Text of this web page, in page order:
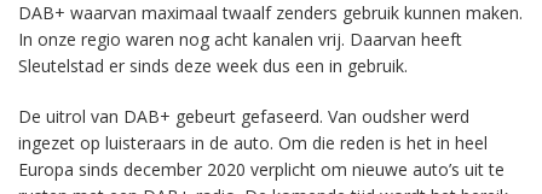
DAB+ waarvan maximaal twaalf zenders gebruik kunnen maken.
In onze regio waren nog acht kanalen vrij. Daarvan heeft
Sleutelstad er sinds deze week dus een in gebruik.
De uitrol van DAB+ gebeurt gefaseerd. Van oudsher werd
ingezet op luisteraars in de auto. Om die reden is het in heel
Europa sinds december 2020 verplicht om nieuwe auto’s uit te